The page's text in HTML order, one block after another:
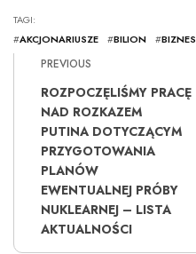
TAGI:
#AKCJONARIUSZE #BILION #BIZNES
PREVIOUS
ROZPOCZĘLIŚMY PRACĘ
NAD ROZKAZEM
PUTINA DOTYCZĄCYM
PRZYGOTOWANIA
PLANÓW
EWENTUALNEJ PRÓBY
NUKLEARNEJ – LISTA
AKTUALNOŚCI